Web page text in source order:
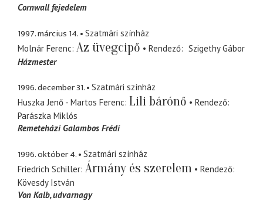
Cornwall fejedelem
1997. március 14.
Szatmári színház
Molnár Ferenc Az üvegcipő Rendező
Szigethy Gábor
Házmester
1996. december 31.
Szatmári színház
Huszka Jenő - Martos Ferenc Lili bárónő
Rendező
Parászka Miklós
Remeteházi Galambos Frédi
1996. október 4.
Szatmári színház
Friedrich Schiller Ármány és szerelem
Rendező
Kövesdy István
Von Kalb udvarnagy